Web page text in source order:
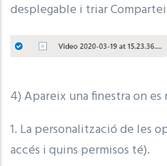
desplegable i triar
4) Apareix una finestra on es
1. La personalització de les
accés i quins permisos té).